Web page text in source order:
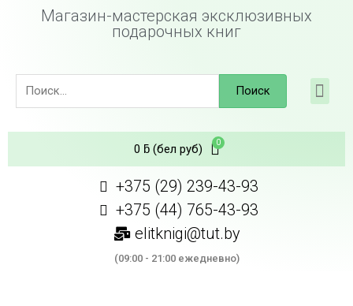
Магазин-мастерская эксклюзивных
подарочных книг
Поиск
0 ƃ(бел руб)
+375 (29) 239-43-93
+375 (44) 765-43-93
elitknigi@tut.by
(09:00 - 21:00 ежедневно)